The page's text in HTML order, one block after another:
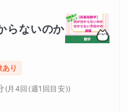
らないのか
あり
( 月4回(週1回目安))